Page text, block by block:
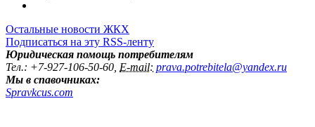
Остальные новости ЖКХ
Подписаться на эту RSS-ленту
Юридическая помощь потребителям
Тел.: +7-927-106-50-60, E-mail: prava.potrebitela@yandex.ru
Мы в спавочниках:
Spravkcus.com